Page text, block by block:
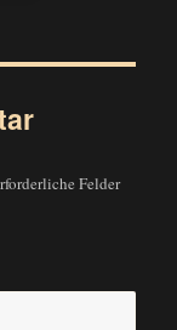
Felder